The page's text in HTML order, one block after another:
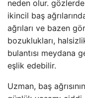
neden olur. gözlerde
ikincil baş
ağrıları ve bazen
bozuklukları,
bulantısı meydana
eşlik edebilir.
Uzman, baş